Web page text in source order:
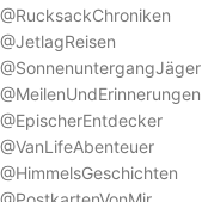
@RucksackChroniken
@JetlagReisen
@SonnenuntergangJäger
@MeilenUndErinnerungen
@EpischerEntdecker
@VanLifeAbenteuer
@HimmelsGeschichten